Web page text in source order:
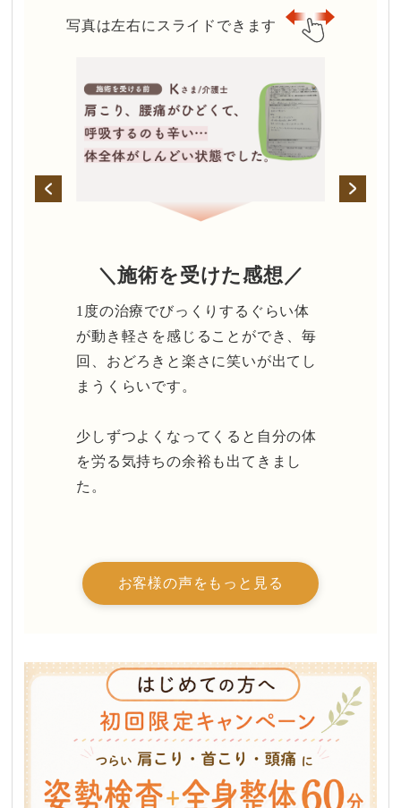
写真は左右にスライドできます
＼施術を受けた感想／
1度の​治療で​びっくりする​ぐらい​体
が​動き軽さを​感じる​ことができ、毎
回、​おどろきと​楽さに​笑いが​出てし
まうくらいです。​
少しずつ​よくなってくると​自分の​体
を​労る​気持ちの​余裕も​出てきまし
た。
お客様の声をもっと見る